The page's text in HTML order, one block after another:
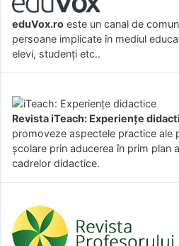
eduVox.ro este un canal de
persoane implicate în mediul
elevi, studenți etc..
Revista iTeach: Experienţe
promoveze aspectele practice ale
şcolare prin aducerea în prim plan
cadrelor didactice.